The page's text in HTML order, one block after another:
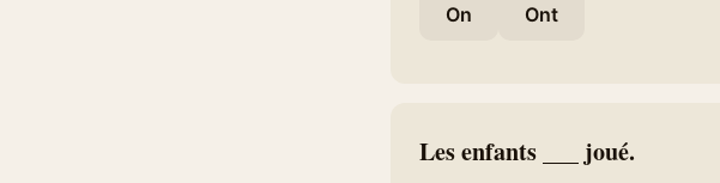
On Ont
Les enfants ___ joué.